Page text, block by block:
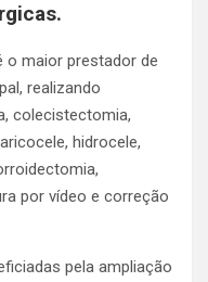
o maior prestador de
realizando
colecistectomia,
hidrocele,
por vídeo e correção
pela ampliação